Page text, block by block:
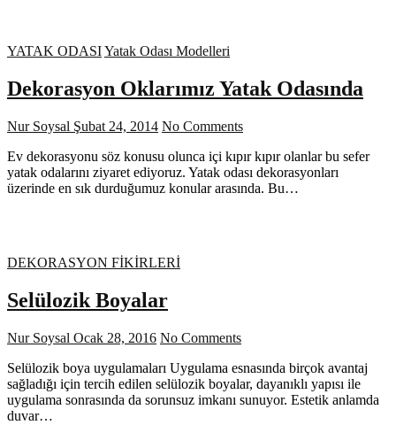
YATAK ODASIYatak Odası Modelleri
Dekorasyon Oklarımız Yatak Odasında
Nur Soysal Şubat 24, 2014 No Comments
Ev dekorasyonu söz konusu olunca içi kıpır kıpır olanlar bu sefer
yatak odalarını ziyaret ediyoruz. Yatak odası dekorasyonları
üzerinde en sık durduğumuz konular arasında. Bu…
DEKORASYON FİKİRLERİ
Selülozik Boyalar
Nur Soysal Ocak 28, 2016 No Comments
Selülozik boya uygulamaları Uygulama esnasında birçok avantaj
sağladığı için tercih edilen selülozik boyalar, dayanıklı yapısı ile
uygulama sonrasında da sorunsuz imkanı sunuyor. Estetik anlamda
duvar…